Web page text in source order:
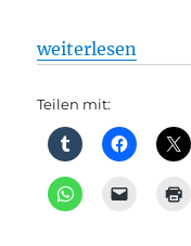
„Luftfahrt:
weiterlesen
Teilen mit: